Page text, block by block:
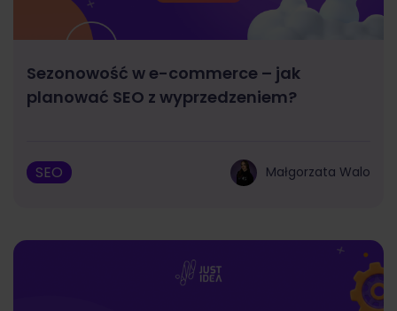
Sezonowość w e-commerce – jak
planować SEO z wyprzedzeniem?
SEO Małgorzata Walo